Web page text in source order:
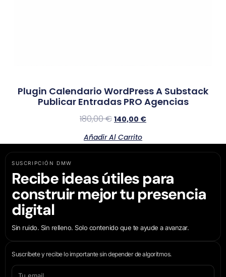
Plugin Calendario WordPress A Substack
Publicar Entradas PRO Agencias
180,00€ 140,00 €
Añadir Al Carrito
SUSCRIPCIÓN DMW
Recibe ideas útiles para
construir mejor tu presencia
digital
Sin ruido. Sin relleno. Solo contenido que te ayude a avanzar.
Suscríbete y recibe lo importante sin depender de algoritmos.